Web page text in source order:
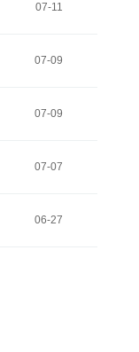
07-11
07-09
07-09
07-07
06-27